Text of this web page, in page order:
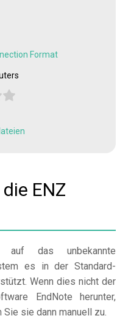
Format
ENZ
auf das unbekannte
es in der Standard-
Wenn dies nicht der
EndNote herunter,
sie dann manuell zu.